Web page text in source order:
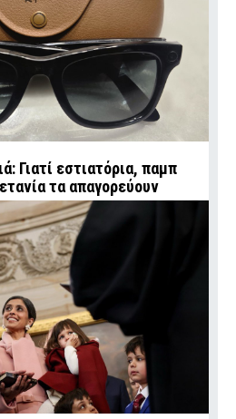
Γιατί εστιατόρια, παμπ
τα απαγορεύουν